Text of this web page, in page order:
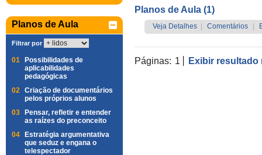
Planos de Aula
Filtrar por
01
Possibilidades de
aplicabilidades
pedagógicas
02 Criação de documentários
pelos próprios alunos
03
Pensar, refletir e entender
as raízes do preconceito
04
Estratégia argumentativa
que seduz e engana o
telespectador
Planos de Aula (1)
Veja Detalhes Comentários
Páginas: 1 Exibir resultado